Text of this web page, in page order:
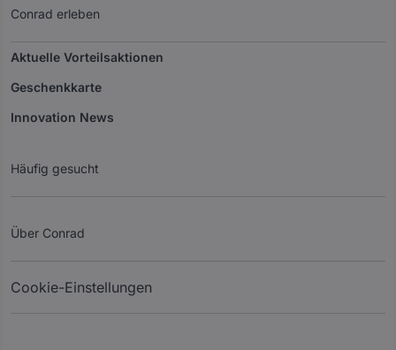
Conrad erleben
Aktuelle Vorteilsaktionen
Geschenkkarte
Innovation News
Häufig gesucht
Über Conrad
Cookie-Einstellungen